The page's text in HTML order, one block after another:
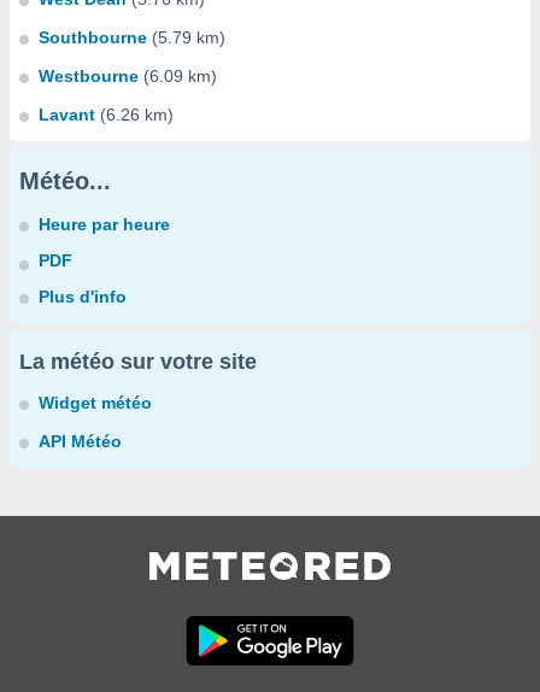
Southbourne (5.79 km)
Westbourne (6.09 km)
Lavant (6.26 km)
Météo...
Heure par heure
PDF
Plus d'info
La météo sur votre site
Widget météo
API Météo